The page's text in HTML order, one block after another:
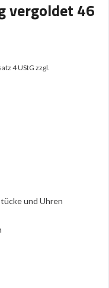
vergoldet 46
4 UStG zzgl.
und Uhren